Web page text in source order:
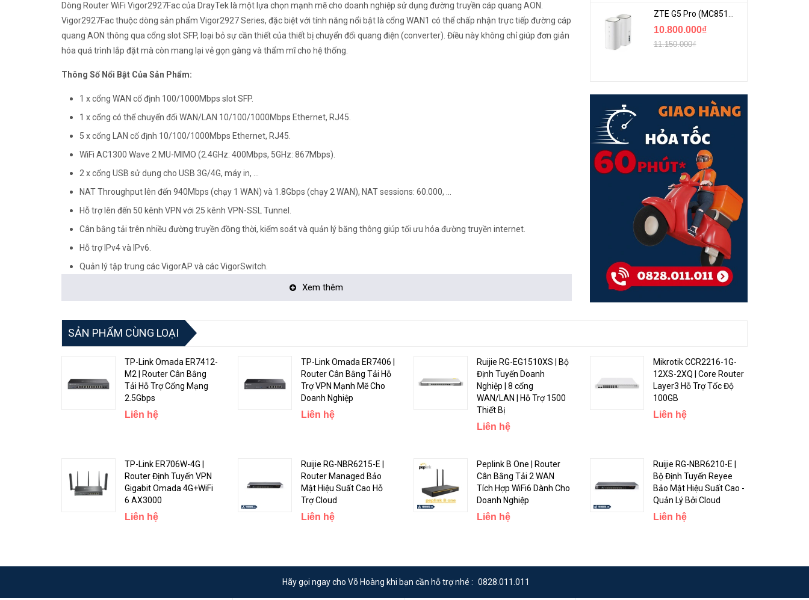
Dòng Router WiFi Vigor2927Fac của DrayTek là một lựa chọn mạnh mẽ cho doanh nghiệp sử dụng đường truyền cáp quang AON.
Vigor2927Fac thuộc dòng sản phẩm Vigor2927 Series, đặc biệt với tính năng nổi bật là cổng WAN1 có thể chấp nhận trực tiếp đường cáp
quang AON thông qua cổng slot SFP, loại bỏ sự cần thiết của thiết bị chuyển đổi quang điện (converter). Điều này không chỉ giúp đơn giản
hóa quá trình lắp đặt mà còn mang lại vẻ gọn gàng và thẩm mĩ cho hệ thống.
Thông Số Nổi Bật Của Sản Phẩm:
1 x cổng WAN cố định 100/1000Mbps slot SFP.
1 x cổng có thể chuyển đổi WAN/LAN 10/100/1000Mbps Ethernet, RJ45.
5 x cổng LAN cố định 10/100/1000Mbps Ethernet, RJ45.
WiFi AC1300 Wave 2 MU-MIMO (2.4GHz: 400Mbps, 5GHz: 867Mbps).
2 x cổng USB sử dụng cho USB 3G/4G, máy in, ...
NAT Throughput lên đến 940Mbps (chạy 1 WAN) và 1.8Gbps (chạy 2 WAN), NAT sessions: 60.000, ...
Hỗ trợ lên đến 50 kênh VPN với 25 kênh VPN-SSL Tunnel.
Cân bằng tải trên nhiều đường truyền đồng thời, kiểm soát và quản lý băng thông giúp tối ưu hóa đường truyền internet.
Hỗ trợ IPv4 và IPv6.
Quản lý tập trung các VigorAP và các VigorSwitch.
Các Tính Năng Nổi Bật:
Cổng WAN1 với Slot SFP cho Cáp Quang AON:
cáp quang AON vào router mà không cần đến thiết bị chuyển đổi quang điện. Điều này giúp giảm đồng thời sự rối bời và tăng tính thẩm
Cân Bằng Tải 2 Đường Truyền:
Xem thêm
ZTE G5 Pro (MC8512) | Router 5G WiFi7 Be7200 Hỗ Trợ Băng Tần 6Ghz Cực Mạnh
10.800.000₫
11.150.000₫
SẢN PHẨM CÙNG LOẠI
TP-Link Omada ER7412-
M2 | Router Cân Bằng
Tải Hỗ Trợ Cổng Mạng
2.5Gbps
Liên hệ
TP-Link Omada ER7406 |
Router Cân Bằng Tải Hỗ
Trợ VPN Mạnh Mẽ Cho
Doanh Nghiệp
Liên hệ
Ruijie RG-EG1510XS | Bộ
Định Tuyến Doanh
Nghiệp | 8 cổng
WAN/LAN | Hỗ Trợ 1500
Thiết Bị
Liên hệ
Mikrotik CCR2216-1G-
12XS-2XQ | Core Router
Layer3 Hỗ Trợ Tốc Độ
100GB
Liên hệ
TP-Link ER706W-4G |
Router Định Tuyến VPN
Gigabit Omada 4G+WiFi
6 AX3000
Liên hệ
Ruijie RG-NBR6215-E |
Router Managed Bảo
Mật Hiệu Suất Cao Hỗ
Trợ Cloud
Liên hệ
Peplink B One | Router
Cân Bằng Tải 2 WAN
Tích Hợp WiFi6 Dành Cho
Doanh Nghiệp
Liên hệ
Ruijie RG-NBR6210-E |
Bộ Định Tuyến Reyee
Bảo Mật Hiệu Suất Cao -
Quản Lý Bởi Cloud
Liên hệ
Hãy gọi ngay cho Võ Hoàng khi bạn cần hỗ trợ nhé : 0828.011.011